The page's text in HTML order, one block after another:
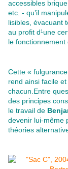
accessibles
etc. - qu’il
lisibles, évacuant
au profit d¹une
le fonctionnement
Cette «
rend ainsi facile
chacun.Entre
des principes
le travail de
devenir lui-même
théories